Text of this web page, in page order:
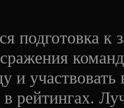
подготовка к
и
в рейтингах.